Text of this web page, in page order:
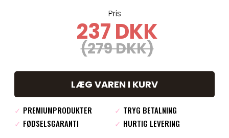
Pris
237 DKK
(279 DKK)
LÆG VAREN I KURV
✓ PREMIUMPRODUKTER ✓ TRYG BETALNING
✓ FØDSELSGARANTI ✓ HURTIG LEVERING